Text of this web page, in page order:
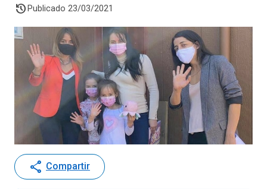
history Publicado 23/03/2021
share Compartir